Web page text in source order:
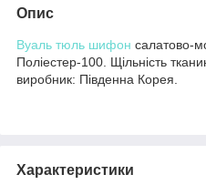
Опис
Вуаль тюль шифон салатово-
Поліестер-100. Щільність
виробник: Південна Корея.
Характеристики